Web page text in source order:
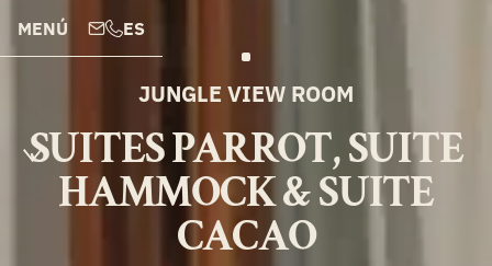
MENÚ ES
JUNGLE VIEW ROOM
SUITES PARROT, SUITE
HAMMOCK & SUITE
CACAO